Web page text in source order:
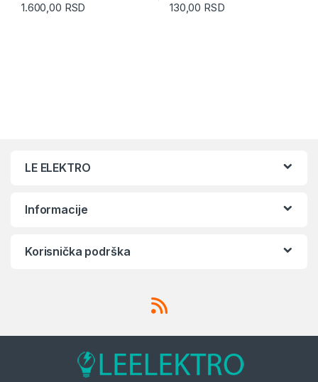
1.600,00 RSD 130,00 RSD
LE ELEKTRO
Informacije
Korisnička podrška